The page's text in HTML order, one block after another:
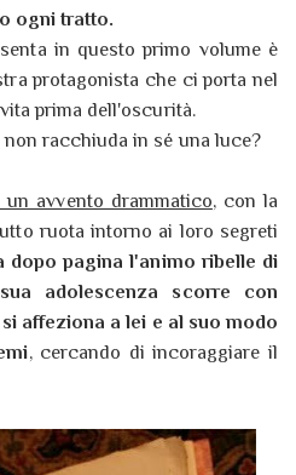
ogni tratto.
in questo primo volume è
protagonista che ci porta nel
prima dell'oscurità.
racchiuda in sé una luce?
avvento drammatico, con la
ruota intorno ai loro segreti
dopo pagina l'animo ribelle di
adolescenza scorre con
affeziona a lei e al suo modo
, cercando di incoraggiare il